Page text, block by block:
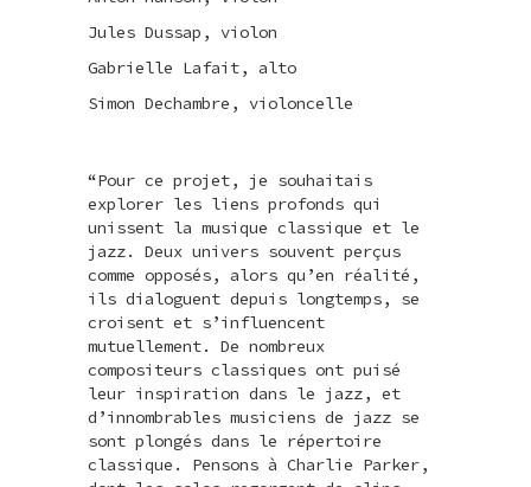
Jules Dussap, violon
Gabrielle Lafait, alto
Simon Dechambre, violoncelle
“Pour ce projet, je souhaitais
explorer les liens profonds qui
unissent la musique classique et le
jazz. Deux univers souvent perçus
comme opposés, alors qu’en réalité,
ils dialoguent depuis longtemps, se
croisent et s’influencent
mutuellement. De nombreux
compositeurs classiques ont puisé
leur inspiration dans le jazz, et
d’innombrables musiciens de jazz se
sont plongés dans le répertoire
classique. Pensons à Charlie Parker,